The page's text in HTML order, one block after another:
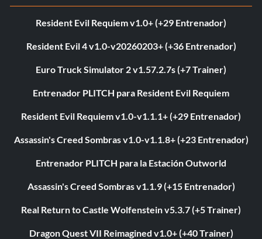
Resident Evil Requiem v1.0+ (+29 Entrenador)
Resident Evil 4 v1.0-v20260203+ (+36 Entrenador)
Euro Truck Simulator 2 v1.57.2.7s (+7 Trainer)
Entrenador PLITCH para Resident Evil Requiem
Resident Evil Requiem v1.0-v1.1.1+ (+29 Entrenador)
Assassin's Creed Sombras v1.0-v1.1.8+ (+23 Entrenador)
Entrenador PLITCH para la Estación Outworld
Assassin's Creed Sombras v1.1.9 (+15 Entrenador)
Real Return to Castle Wolfenstein v5.3.7 (+5 Trainer)
Dragon Quest VII Reimagined v1.0+ (+40 Trainer)